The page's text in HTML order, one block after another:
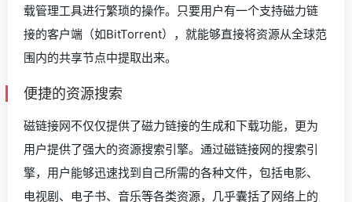
载管理工具进行繁琐的操作。只要用户有一个支持磁力链
接的客户端（如BitTorrent），就能够直接将资源从全球范
围内的共享节点中提取出来。
便捷的资源搜索
磁链接网不仅仅提供了磁力链接的生成和下载功能，更为
用户提供了强大的资源搜索引擎。通过磁链接网的搜索引
擎，用户能够迅速找到自己所需的各种文件，包括电影、
电视剧、电子书、音乐等各类资源，几乎囊括了网络上的